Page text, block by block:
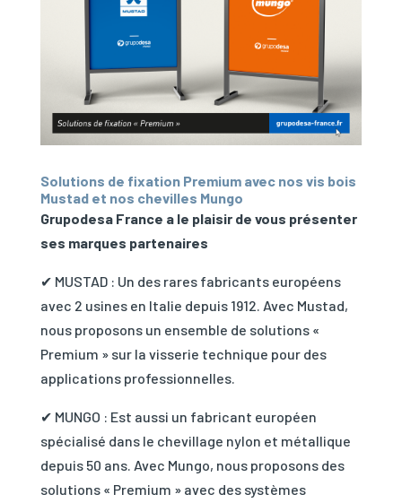
Solutions de fixation Premium avec nos vis bois
Mustad et nos chevilles Mungo
Grupodesa France a le plaisir de vous présenter
ses marques partenaires
✔ MUSTAD : Un des rares fabricants européens
avec 2 usines en Italie depuis 1912. Avec Mustad,
nous proposons un ensemble de solutions «
Premium » sur la visserie technique pour des
applications professionnelles.
✔ MUNGO : Est aussi un fabricant européen
spécialisé dans le chevillage nylon et métallique
depuis 50 ans. Avec Mungo, nous proposons des
solutions « Premium » avec des systèmes